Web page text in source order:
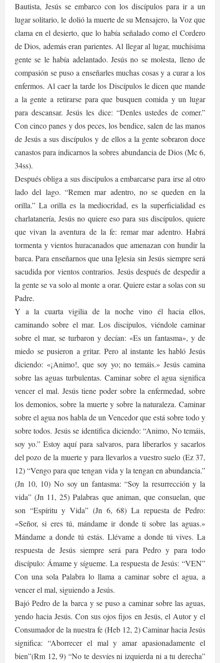
Bautista, Jesús se embarco con los discípulos para ir a un
lugar solitario, le dolió la muerte de su Mensajero, la Voz que
clama en el desierto, que lo había señalado como el Cordero
de Dios, además eran parientes. Al llegar al lugar, muchísima
gente se le había adelantado. Jesús no se molesta, lleno de
compasión se puso a enseñarles muchas cosas y a curar a los
enfermos. Al caer la tarde los Discípulos le dicen que mande
a la gente a retirarse para que busquen comida y un lugar
para descansar. Jesús les dice: “Denles ustedes de comer.”
Con cinco panes y dos peces, los bendice, salen de las manos
de Jesús a sus discípulos y de ellos a la gente sobraron doce
canastos para indicarnos la sobres abundancia de Dios (Mc 6,
34ss).
Después obliga a sus discípulos a embarcarse para irse al otro
lado del lago. “Remen mar adentro, no se queden en la
orilla.” La orilla es la mediocridad, es la superficialidad es
charlatanería, Jesús no quiere eso para sus discípulos, quiere
que vivan la aventura de la fe: remar mar adentro. Habrá
tormenta y vientos huracanados que amenazan con hundir la
barca. Para enseñarnos que una Iglesia sin Jesús siempre será
sacudida por vientos contrarios. Jesús después de despedir a
la gente se va solo al monte a orar. Quiere estar a solas con su
Padre.
Y a la cuarta vigilia de la noche vino él hacia ellos,
caminando sobre el mar. Los discípulos, viéndole caminar
sobre el mar, se turbaron y decían: «Es un fantasma», y de
miedo se pusieron a gritar. Pero al instante les habló Jesús
diciendo: «¡Animo!, que soy yo; no temáis.» Jesús camina
sobre las aguas turbulentas. Caminar sobre el agua significa
vencer el mal. Jesús tiene poder sobre la enfermedad, sobre
los demonios, sobre la muerte y sobre la naturaleza. Caminar
sobre el agua nos habla de un Vencedor que está sobre todo y
sobre todos. Jesús se identifica diciendo: “Animo, No temáis,
soy yo.” Estoy aquí para salvaros, para liberarlos y sacarlos
del pozo de la muerte y para llevarlos a vuestro suelo (Ez 37,
12) “Vengo para que tengan vida y la tengan en abundancia.”
(Jn 10, 10) No soy un fantasma: “Soy la resurrección y la
vida” (Jn 11, 25) Palabras que animan, que consuelan, que
son “Espíritu y Vida” (Jn 6, 68) La repuesta de Pedro:
«Señor, si eres tú, mándame ir donde ti sobre las aguas.»
Mándame a donde tú estás. Llévame a donde tú vives. La
respuesta de Jesús siempre será para Pedro y para todo
discípulo: Ámame y sígueme. La respuesta de Jesús: “VEN”
Con una sola Palabra lo llama a caminar sobre el agua, a
vencer el mal, siguiendo a Jesús.
Bajó Pedro de la barca y se puso a caminar sobre las aguas,
yendo hacia Jesús. Con sus ojos fijos en Jesús, el Autor y el
Consumador de la nuestra fe (Heb 12, 2) Caminar hacia Jesús
significa: “Aborrecer el mal y amar apasionadamente el
bien”(Rm 12, 9) “No te desvíes ni izquierda ni a tu derecha”